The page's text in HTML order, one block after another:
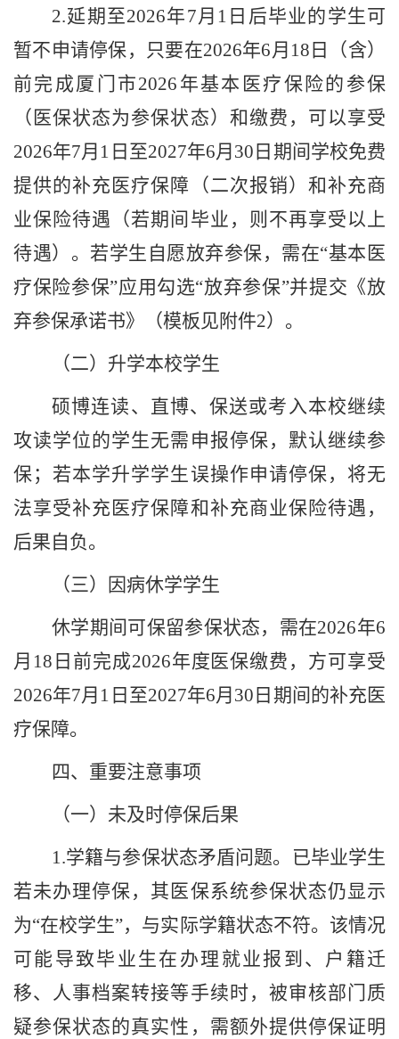
2.延期至2026年7月 1 日后毕业的学生可
暂不申请停保，只要在2026年6月 18 日（含）
前完成厦门市2026 年基本医疗保险的参保
（医保状态为参保状态）和缴费，可以享受
2026年7月 1 日至2027年6月 30 日期间学校免费
提供的补充医疗保障（二次报销）和补充商
业保险待遇（若期间毕业，则不再享受以上
待遇）。若学生自愿放弃参保，需在“基本医
疗保险参保”应用勾选“放弃参保”并提交《放
弃参保承诺书》（模板见附件2）。
（二）升学本校学生
硕博连读、直博、保送或考入本校继续
攻读学位的学生无需申报停保，默认继续参
保；若本学升学学生误操作申请停保，将无
法享受补充医疗保障和补充商业保险待遇，
后果自负。
（三）因病休学学生
休学期间可保留参保状态，需在2026年6
月 18 日前完成2026年度医保缴费，方可享受
2026年7月 1 日至2027年6月 30 日期间的补充医
疗保障。
四、重要注意事项
（一）未及时停保后果
1.学籍与参保状态矛盾问题。已毕业学生
若未办理停保，其医保系统参保状态仍显示
为“在校学生”，与实际学籍状态不符。该情况
可能导致毕业生在办理就业报到、户籍迁
移、人事档案转接等手续时，被审核部门质
疑参保状态的真实性，需额外提供停保证明